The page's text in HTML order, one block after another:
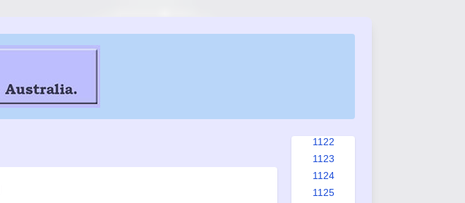
1122
1123
1124
1125